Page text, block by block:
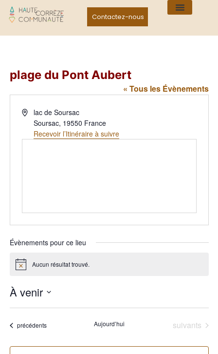
Contactez-nous
plage du Pont Aubert
« Tous les Évènements
Adresselac de Soursac
Soursac, 19550 France
Recevoir l’Itinéraire à suivre
Évènements pour ce lieu
Notice Aucun résultat trouvé.
À venir
une
Évènements
précédents Aujourd’hui Évènements
suivants